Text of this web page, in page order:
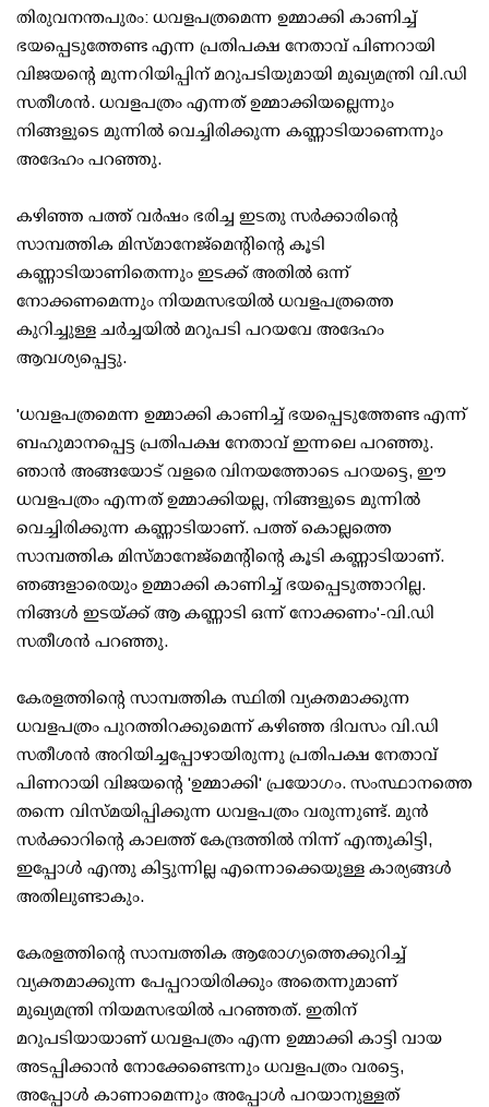
തിരുവനന്തപുരം: ധവളപത്രമെന്ന ഉമ്മാക്കി കാണിച്ച്
ഭയപ്പെടുത്തേണ്ട എന്ന പ്രതിപക്ഷ നേതാവ് പിണറായി
വിജയന്റെ മുന്നറിയിപ്പിന് മറുപടിയുമായി മുഖ്യമന്ത്രി വി.ഡി
സതീശന്‍. ധവളപത്രം എന്നത് ഉമ്മാക്കിയല്ലെന്നും
നിങ്ങളുടെ മുന്നില്‍ വെച്ചിരിക്കുന്ന കണ്ണാടിയാണെന്നും
അദേഹം പറഞ്ഞു.
കഴിഞ്ഞ പത്ത് വര്‍ഷം ഭരിച്ച ഇടതു സര്‍ക്കാരിന്റെ
സാമ്പത്തിക മിസ്മാനേജ്‌മെന്റിന്റെ കൂടി
കണ്ണാടിയാണിതെന്നും ഇടക്ക് അതില്‍ ഒന്ന്
നോക്കണമെന്നും നിയമസഭയില്‍ ധവളപത്രത്തെ
കുറിച്ചുള്ള ചര്‍ച്ചയില്‍ മറുപടി പറയവേ അദേഹം
ആവശ്യപ്പെട്ടു.
'ധവളപത്രമെന്ന ഉമ്മാക്കി കാണിച്ച് ഭയപ്പെടുത്തേണ്ട എന്ന്
ബഹുമാനപ്പെട്ട പ്രതിപക്ഷ നേതാവ് ഇന്നലെ പറഞ്ഞു.
ഞാന്‍ അങ്ങയോട് വളരെ വിനയത്തോടെ പറയട്ടെ, ഈ
ധവളപത്രം എന്നത് ഉമ്മാക്കിയല്ല, നിങ്ങളുടെ മുന്നില്‍
വെച്ചിരിക്കുന്ന കണ്ണാടിയാണ്. പത്ത് കൊല്ലത്തെ
സാമ്പത്തിക മിസ്മാനേജ്‌മെന്റിന്റെ കൂടി കണ്ണാടിയാണ്.
ഞങ്ങളാരെയും ഉമ്മാക്കി കാണിച്ച് ഭയപ്പെടുത്താറില്ല.
നിങ്ങള്‍ ഇടയ്ക്ക് ആ കണ്ണാടി ഒന്ന് നോക്കണം'-വി.ഡി
സതീശന്‍ പറഞ്ഞു.
കേരളത്തിന്റെ സാമ്പത്തിക സ്ഥിതി വ്യക്തമാക്കുന്ന
ധവളപത്രം പുറത്തിറക്കുമെന്ന് കഴിഞ്ഞ ദിവസം വി.ഡി
സതീശന്‍ അറിയിച്ചപ്പോഴായിരുന്നു പ്രതിപക്ഷ നേതാവ്
പിണറായി വിജയന്റെ 'ഉമ്മാക്കി' പ്രയോഗം. സംസ്ഥാനത്തെ
തന്നെ വിസ്മയിപ്പിക്കുന്ന ധവളപത്രം വരുന്നുണ്ട്. മുന്‍
സര്‍ക്കാറിന്റെ കാലത്ത് കേന്ദ്രത്തില്‍ നിന്ന് എന്തുകിട്ടി,
ഇപ്പോള്‍ എന്തു കിട്ടുന്നില്ല എന്നൊക്കെയുള്ള കാര്യങ്ങള്‍
അതിലുണ്ടാകും.
കേരളത്തിന്റെ സാമ്പത്തിക ആരോഗ്യത്തെക്കുറിച്ച്
വ്യക്തമാക്കുന്ന പേപ്പറായിരിക്കും അതെന്നുമാണ്
മുഖ്യമന്ത്രി നിയമസഭയില്‍ പറഞ്ഞത്. ഇതിന്
മറുപടിയായാണ് ധവളപത്രം എന്ന ഉമ്മാക്കി കാട്ടി വായ
അടപ്പിക്കാന്‍ നോക്കേണ്ടെന്നും ധവളപത്രം വരട്ടെ,
അപ്പോള്‍ കാണാമെന്നും അപ്പോള്‍ പറയാനുള്ളത്